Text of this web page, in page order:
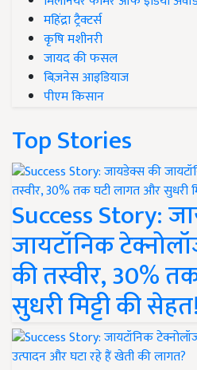
महिंद्रा ट्रैक्टर्स
कृषि मशीनरी
जायद की फसल
बिज़नेस आइडियाज
पीएम किसान
Top Stories
Success Story:
जायटॉनिक
की तस्वीर, 30%
सुधरी मिट्टी की सेहत!